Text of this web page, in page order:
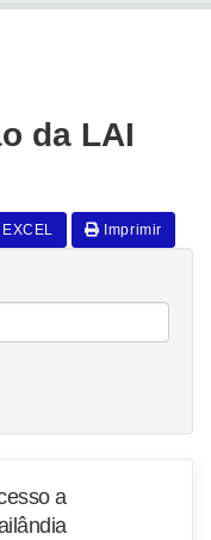
da LAI
EXCEL Imprimir
a